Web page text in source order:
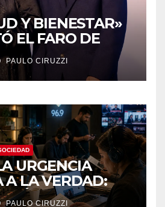
Y BIENESTAR»
EL FARO DE
2026: UN
COMPROMISO
PAULO CIRUZZI
URGENCIA
A LA VERDAD:
NECESARIA
PAULO CIRUZZI